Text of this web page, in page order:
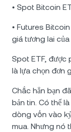
Solana
Xem tất cả các
• Spot Bitcoin
• Futures
giá tương lai
Spot ETF, được
là lựa chọn đơn
Chắc hẳn bạn
bản tin. Có thể
dòng vốn vào
mua. Nhưng nó